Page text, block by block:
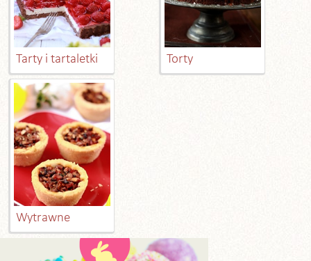
Tarty i tartaletki Torty
Wytrawne